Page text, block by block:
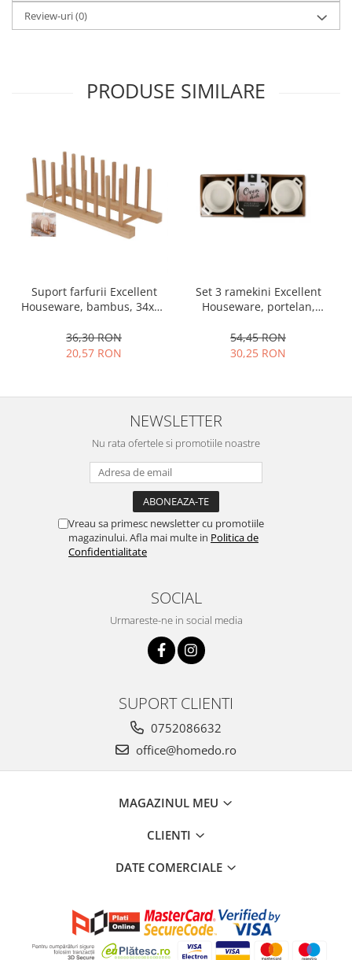
Review-uri(0)
PRODUSE SIMILARE
Suport farfurii Excellent
Houseware, bambus, 34x12
36,30 RON
20,57 RON
Set 3 ramekini Excellent
Houseware, portelan,
54,45 RON
30,25 RON
NEWSLETTER
Nu rata ofertele si promotiile noastre
Vreau sa primesc newsletter cu promotiile
magazinului. Afla mai multe in Politica de
Confidentialitate
SOCIAL
Urmareste-ne in social media
SUPORT CLIENTI
0752086632
office@homedo.ro
MAGAZINUL MEU
CLIENTI
DATE COMERCIALE